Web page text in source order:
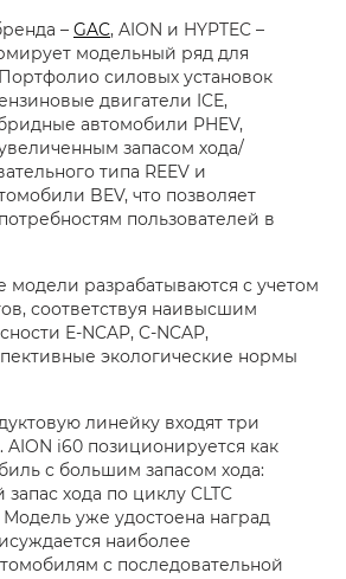
– GAC, AION и HYPTEC –
модельный ряд для
силовых установок
двигатели ICE,
автомобили PHEV,
запасом хода/
типа REEV и
BEV, что позволяет
пользователей в
модели разрабатываются с учетом
соответствуя наивысшим
E‑NCAP, C‑NCAP,
экологические нормы
линейку входят три
i60 позиционируется как
с большим запасом хода:
хода по циклу CLTC
Модель уже удостоена наград
наиболее
с последовательной